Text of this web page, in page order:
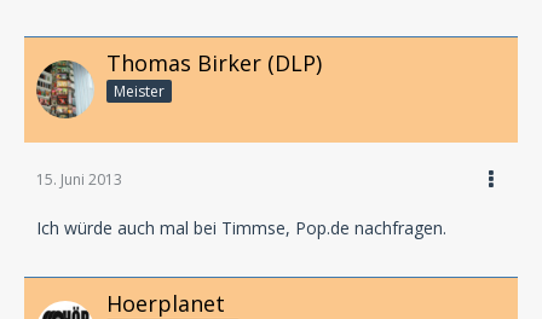
Thomas Birker (DLP)
Meister
15. Juni 2013
Ich würde auch mal bei Timmse, Pop.de nachfragen.
Hoerplanet